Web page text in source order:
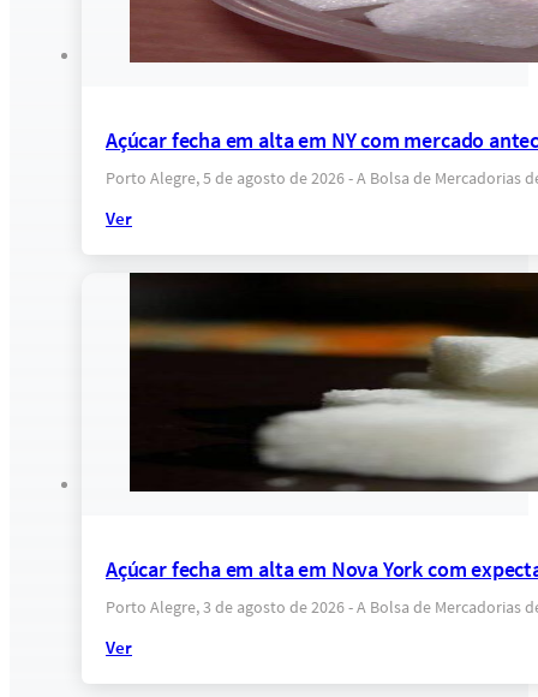
Açúcar fecha em alta em NY com mercado
Porto Alegre, 5 de agosto de 2026 - A Bolsa de Mercadorias
Ver
Açúcar fecha em alta em Nova York com
Porto Alegre, 3 de agosto de 2026 - A Bolsa de Mercadorias
Ver